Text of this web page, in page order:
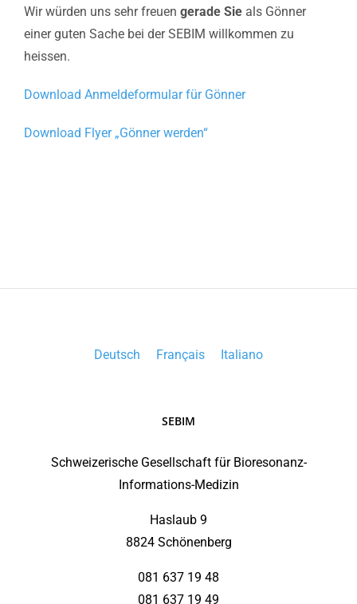
Wir würden uns sehr freuen gerade Sie als Gönner
einer guten Sache bei der SEBIM willkommen zu
heissen.
Download Anmeldeformular für Gönner
Download Flyer „Gönner werden“
Deutsch Français Italiano
SEBIM
Schweizerische Gesellschaft für Bioresonanz-
Informations-Medizin
Haslaub 9
8824 Schönenberg
081 637 19 48
081 637 19 49